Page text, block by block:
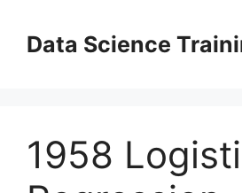
Inhalt
springen
Data Science
1958